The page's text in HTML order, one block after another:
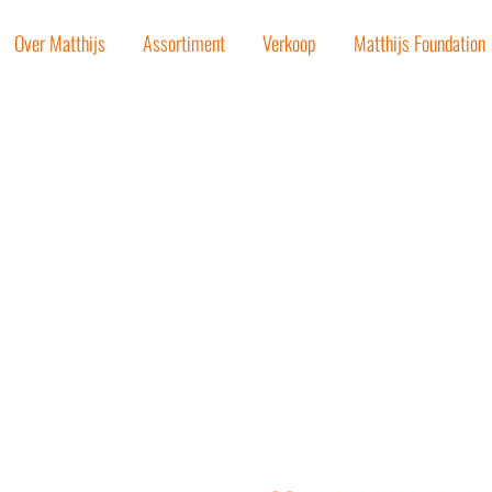
Over Matthijs Assortiment Verkoop Matthijs Foundation